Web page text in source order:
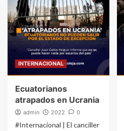
INTERNACIONAL
Ecuatorianos
atrapados en Ucrania
admin 2022 0
#Internacional | El canciller